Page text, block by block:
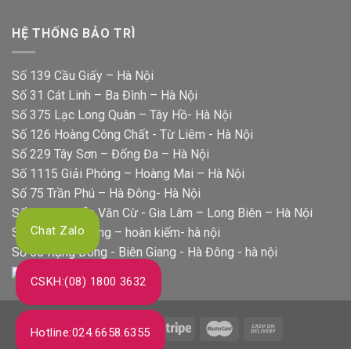
Nồi
Cơm
Điện
Panasonic
HỆ THỐNG BẢO TRÌ
Số 139 Cầu Giấy – Hà Nội
Số 31 Cát Linh – Ba Đình – Hà Nội
Số 375 Lạc Long Quân – Tây Hồ- Hà Nội
Số 126 Hoàng Công Chất - Từ Liêm - Hà Nội
Số 229 Tây Sơn – Đống Đa – Hà Nội
Số 1115 Giải Phóng – Hoàng Mai – Hà Nội
Số 75 Trần Phú – Hà Đông- Hà Nội
Số 322 Nguyễn Văn Cừ - Gia Lâm – Long Biên – Hà Nội
Số 39 hai bà trưng – hoàn kiếm- hà nội
Số 56 Rạng Đông - Biên Giang - Hà Đông - hà nội
Chat Zalo
CSKH:(08) 1800 3632
Hotline:024.6658.6355